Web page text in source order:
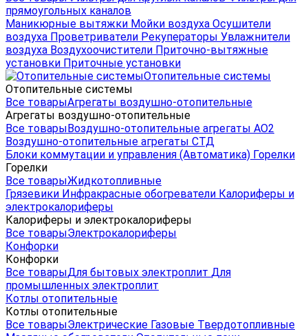
прямоугольных каналов
Маникюрные вытяжки Мойки воздуха Осушители
воздуха Проветриватели Рекуператоры Увлажнители
воздуха Воздухоочистители Приточно-вытяжные
установки Приточные установки
Отопительные системы
Отопительные системы
Все товарыАгрегаты воздушно-отопительные
Агрегаты воздушно-отопительные
Все товарыВоздушно-отопительные агрегаты АО2
Воздушно-отопительные агрегаты СТД
Блоки коммутации и управления (Автоматика) Горелки
Горелки
Все товарыЖидкотопливные
Грязевики Инфракрасные обогреватели Калориферы и
электрокалориферы
Калориферы и электрокалориферы
Все товарыЭлектрокалориферы
Конфорки
Конфорки
Все товарыДля бытовых электроплит Для
промышленных электроплит
Котлы отопительные
Котлы отопительные
Все товарыЭлектрические Газовые Твердотопливные